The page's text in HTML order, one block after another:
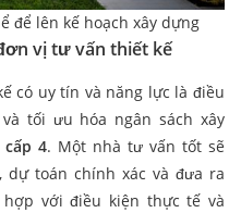
để lên kế hoạch xây dựng
vị tư vấn thiết kế
có uy tín và năng lực là điều
tối ưu hóa ngân sách xây
4. Một nhà tư vấn tốt sẽ
toán chính xác và đưa ra
với điều kiện thực tế và